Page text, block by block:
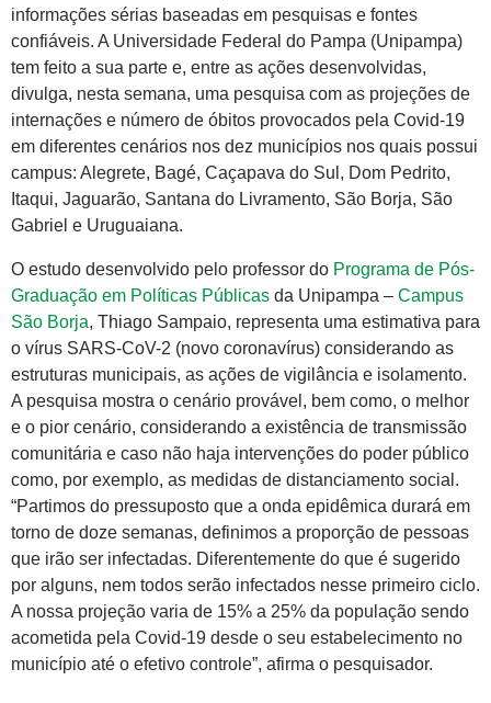
informações sérias baseadas em pesquisas e fontes
confiáveis. A Universidade Federal do Pampa (Unipampa)
tem feito a sua parte e, entre as ações desenvolvidas,
divulga, nesta semana, uma pesquisa com as projeções de
internações e número de óbitos provocados pela Covid-19
em diferentes cenários nos dez municípios nos quais possui
campus: Alegrete, Bagé, Caçapava do Sul, Dom Pedrito,
Itaqui, Jaguarão, Santana do Livramento, São Borja, São
Gabriel e Uruguaiana.
O estudo desenvolvido pelo professor do Programa de Pós-
Graduação em Políticas Públicas da Unipampa – Campus
São Borja, Thiago Sampaio, representa uma estimativa para
o vírus SARS-CoV-2 (novo coronavírus) considerando as
estruturas municipais, as ações de vigilância e isolamento.
A pesquisa mostra o cenário provável, bem como, o melhor
e o pior cenário, considerando a existência de transmissão
comunitária e caso não haja intervenções do poder público
como, por exemplo, as medidas de distanciamento social.
“Partimos do pressuposto que a onda epidêmica durará em
torno de doze semanas, definimos a proporção de pessoas
que irão ser infectadas. Diferentemente do que é sugerido
por alguns, nem todos serão infectados nesse primeiro ciclo.
A nossa projeção varia de 15% a 25% da população sendo
acometida pela Covid-19 desde o seu estabelecimento no
município até o efetivo controle”, afirma o pesquisador.